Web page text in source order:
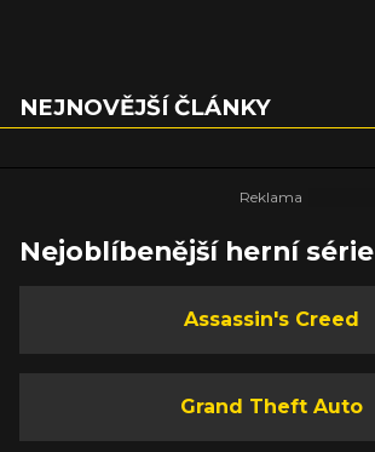
NEJNOVĚJŠÍ ČLÁNKY
Nejoblíbenější herní série
Assassin's Creed
Grand Theft Auto